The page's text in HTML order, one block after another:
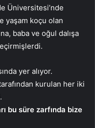
Üniversitesi’nde
yaşam koçu olan
baba ve oğul dalışa
yer alıyor.
kurulan her iki
bu süre zarfında bize